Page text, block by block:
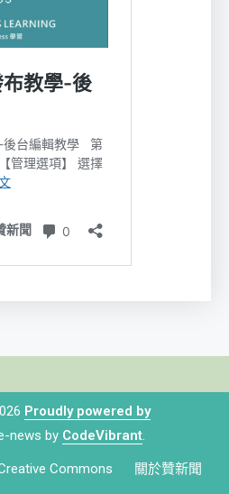
Proudly powered by
news by CodeVibrant.
Commons 關於贊新聞